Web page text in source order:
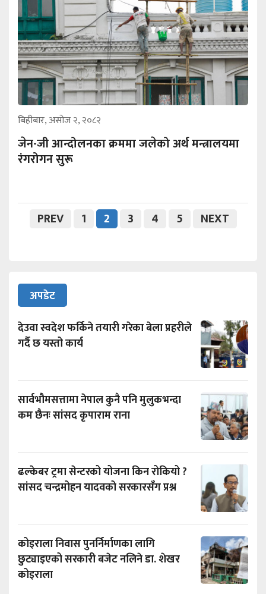
बिहीबार, असोज २, २०८२
जेन-जी आन्दोलनका क्रममा जलेको अर्थ मन्त्रालयमा
रंगरोगन सुरू
PREV 1 2 3 4 5 NEXT
अपडेट
देउवा स्वदेश फर्किने तयारी गरेका बेला प्रहरीले
गर्दै छ यस्तो कार्य
सार्वभौमसत्तामा नेपाल कुनै पनि मुलुकभन्दा
कम छैनः सांसद कृपाराम राना
ढल्केबर ट्रमा सेन्टरको योजना किन रोकियो ?
सांसद चन्द्रमोहन यादवको सरकारसँग प्रश्न
कोइराला निवास पुनर्निर्माणका लागि
छुट्याइएको सरकारी बजेट नलिने डा. शेखर
कोइराला